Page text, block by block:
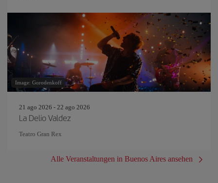
Image: Gorodenkoff
21 ago 2026 - 22 ago 2026
La Delio Valdez
Teatro Gran Rex
Alle Veranstaltungen in Buenos Aires ansehen